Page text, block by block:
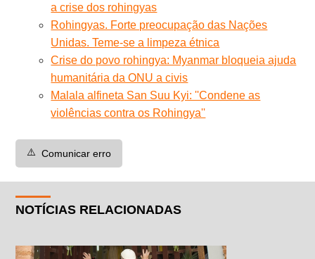
a crise dos rohingyas
Rohingyas. Forte preocupação das Nações
Unidas. Teme-se a limpeza étnica
Crise do povo rohingya: Myanmar bloqueia ajuda
humanitária da ONU a civis
Malala alfineta San Suu Kyi: ''Condene as
violências contra os Rohingya''
⚠️ Comunicar erro
NOTÍCIAS RELACIONADAS